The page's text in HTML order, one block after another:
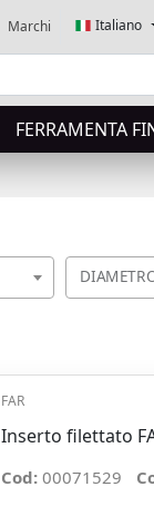
Marchi Italiano
FERRAMENTA
FAR
Inserto filettato
Cod: 00071529